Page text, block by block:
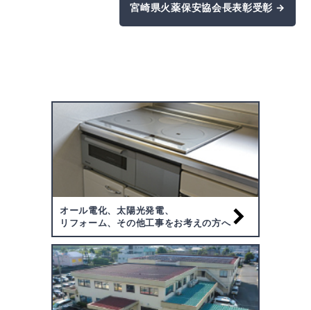
宮崎県火薬保安協会長表彰受彰 →
オール電化、太陽光発電、
リフォーム、その他工事をお考えの方へ